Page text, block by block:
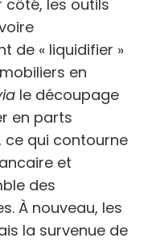
côté, les outils
de « liquidifier »
en
le découpage
en parts
ce qui contourne
et
des
À nouveau, les
la survenue de